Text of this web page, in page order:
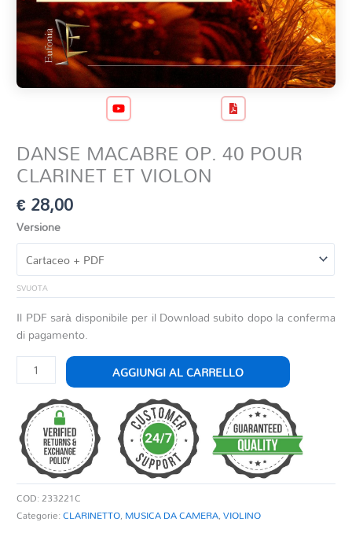
DANSE MACABRE OP. 40 POUR
CLARINET ET VIOLON
€28,00
Versione
SVUOTA
Il PDF sarà disponibile per il Download subito dopo la conferma
di pagamento.
DANSE
MACABRE
40
POUR
CLARINET
ET
VIOLON
quantità
AGGIUNGI AL CARRELLO
COD:233221C
Categorie:CLARINETTO, MUSICA DA CAMERA,VIOLINO